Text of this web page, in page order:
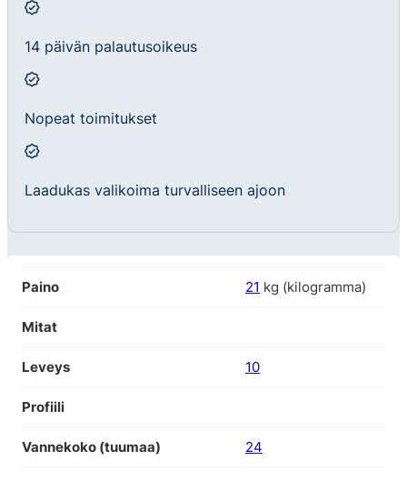
14 päivän palautusoikeus
Nopeat toimitukset
Laadukas valikoima turvalliseen ajoon
Paino 21 kg (kilogramma)
Mitat
Leveys 10
Profiili
Vannekoko (tuumaa) 24